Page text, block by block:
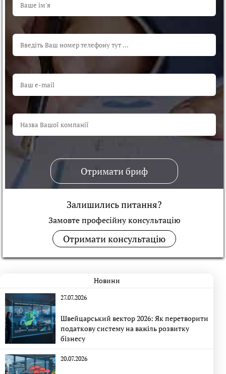
Отримати бриф
Залишились питання?
Замовте професійну консультацiю
Отримати консультацію
Новини
27.07.2026
Швейцарський вектор 2026: Як перетворити
податкову систему на важіль розвитку
бізнесу
20.07.2026